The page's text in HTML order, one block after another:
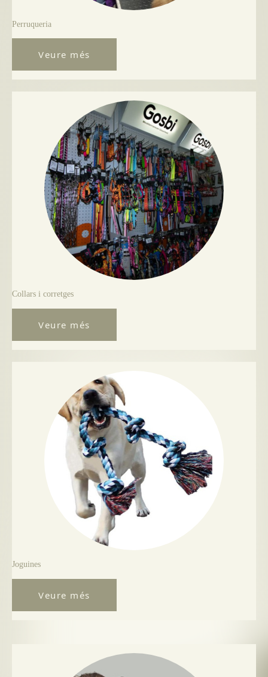
Perruqueria
Veure més
Collars i corretges
Veure més
Joguines
Veure més